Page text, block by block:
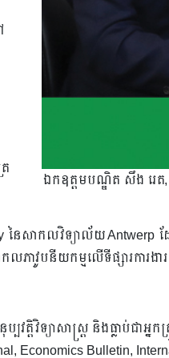
ឯកឧត្តមបណ្ឌិត សឹង រេត
នៃសាកលវិទ្យាល័យ Antwerp
ភាវូបនីយកម្មលើទីផ្សារការង
ប្បវត្តិ​វិទ្យាសាស្ត្រ និងធ្លាប់ជា
Economics Bulletin,